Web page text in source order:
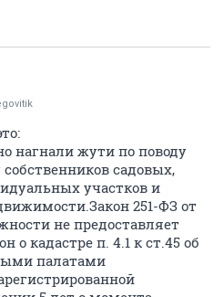
нагнали жути по поводу
садовых,
участков и
251-ФЗ от
не предоставляет
о кадастре п. 4.1 к ст.45 об
палатами